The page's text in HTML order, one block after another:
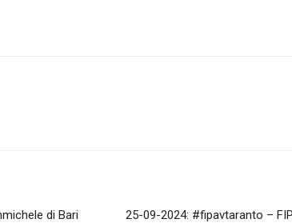
di Bari
25-09-2024: #fipavtaranto –